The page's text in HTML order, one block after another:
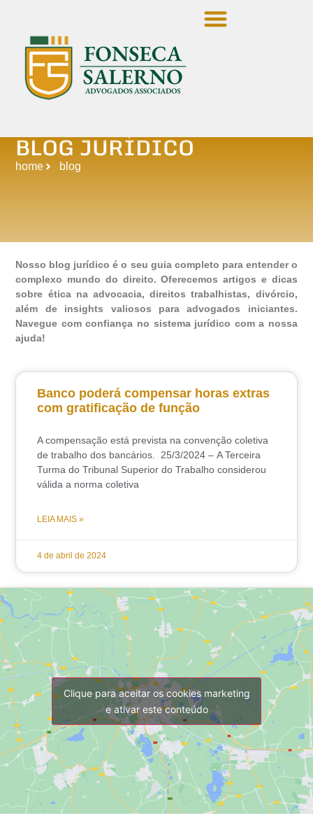
BLOG JURÍDICO
home blog
Nosso blog jurídico é o seu guia completo para entender o
complexo mundo do direito. Oferecemos artigos e dicas
sobre ética na advocacia, direitos trabalhistas, divórcio,
além de insights valiosos para advogados iniciantes.
Navegue com confiança no sistema jurídico com a nossa
ajuda!
Banco poderá compensar horas extras
com gratificação de função
A compensação está prevista na convenção coletiva
de trabalho dos bancários. 25/3/2024 – A Terceira
Turma do Tribunal Superior do Trabalho considerou
válida a norma coletiva
LEIA MAIS »
4 de abril de 2024
Clique para aceitar os cookies marketing
e ativar este conteúdo